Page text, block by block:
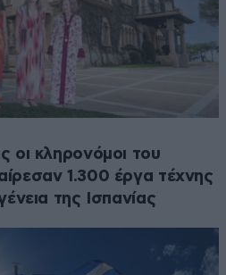
οι κληρονόμοι του
1.300 έργα τέχνης
της Ισπανίας